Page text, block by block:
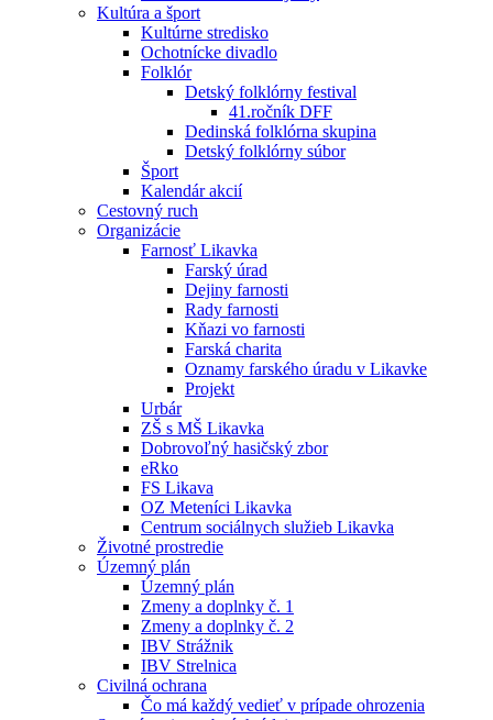
Kultúra a šport
Kultúrne stredisko
Ochotnícke divadlo
Folklór
Detský folklórny festival
41.ročník DFF
Dedinská folklórna skupina
Detský folklórny súbor
Šport
Kalendár akcií
Cestovný ruch
Organizácie
Farnosť Likavka
Farský úrad
Dejiny farnosti
Rady farnosti
Kňazi vo farnosti
Farská charita
Oznamy farského úradu v Likavke
Projekt
Urbár
ZŠ s MŠ Likavka
Dobrovoľný hasičský zbor
eRko
FS Likava
OZ Meteníci Likavka
Centrum sociálnych služieb Likavka
Životné prostredie
Územný plán
Územný plán
Zmeny a doplnky č. 1
Zmeny a doplnky č. 2
IBV Strážnik
IBV Strelnica
Civilná ochrana
Čo má každý vedieť v prípade ohrozenia